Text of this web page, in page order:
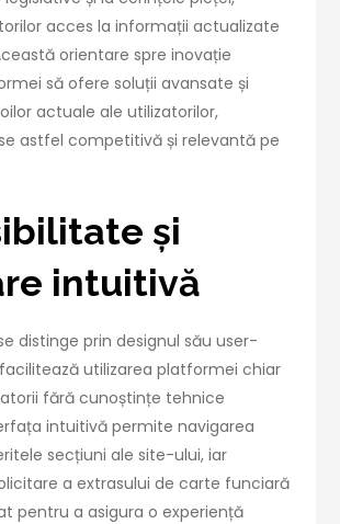
acces la informații actualizate
orientare spre inovație
să ofere soluții avansate și
actuale ale utilizatorilor,
astfel competitivă și relevantă pe
și
intuitivă
distinge prin designul său user-
utilizarea platformei chiar
fără cunoștințe tehnice
intuitivă permite navigarea
secțiuni ale site-ului, iar
a extrasului de carte funciară
pentru a asigura o experiență